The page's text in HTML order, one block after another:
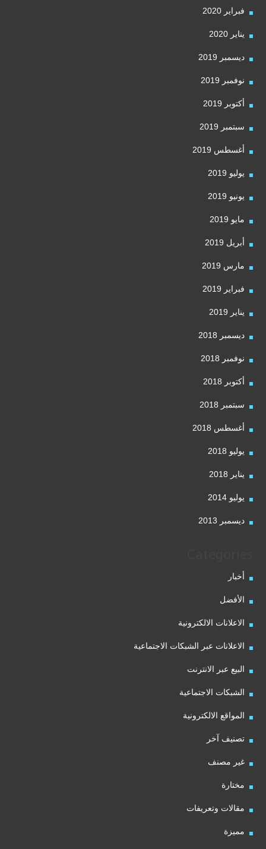
فبراير 2020
يناير 2020
ديسمبر 2019
نوفمبر 2019
أكتوبر 2019
سبتمبر 2019
أغسطس 2019
يوليو 2019
يونيو 2019
مايو 2019
أبريل 2019
مارس 2019
فبراير 2019
يناير 2019
ديسمبر 2018
نوفمبر 2018
أكتوبر 2018
سبتمبر 2018
أغسطس 2018
يوليو 2018
يناير 2018
يوليو 2014
ديسمبر 2013
أخبار
الأفضل
الاعلانات الالكترونية
الاعلانات عبر الشبكات الاجتماعية
البيع عبر الانترنت
الشبكات الاجتماعية
المواقع الالكترونية
تصنيف آخر
غير مصنف
مختارة
مقالات وتعريفات
مميزة